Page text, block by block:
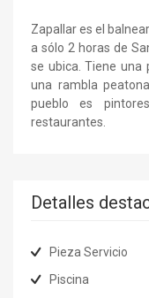
Zapallar es el
a sólo 2 horas de
se ubica. Tiene una
una rambla
pueblo es
restaurantes.
Detalles
Pieza Servicio
Piscina